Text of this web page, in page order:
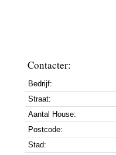
Contacter:
Bedrijf:
Straat:
Aantal House:
Postcode:
Stad: